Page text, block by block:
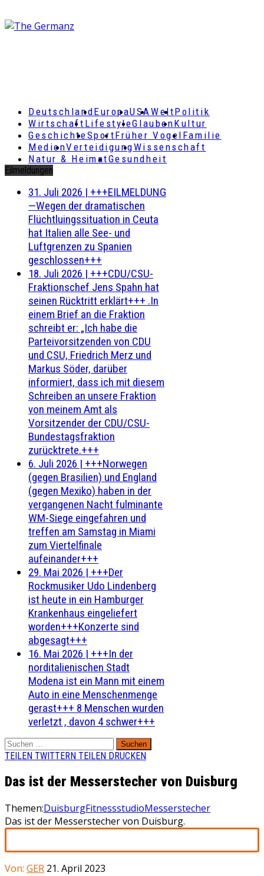
DeutschlandEuropaUSAWeltPolitik
Wirtschaft LifestyleGlaubenKultur
GeschichteSportFrüher Vogel Familie
MedienVerteidigungWissenschaft
Natur & HeimatGesundheit
Eilmeldungen
31. Juli 2026 | +++EILMELDUNG
—Wegen der dramatischen
Flüchtluingssituation in Ceuta
hat Italien alle See- und
Luftgrenzen zu Spanien
geschlossen+++
18. Juli 2026 | +++CDU/CSU-
Fraktionschef Jens Spahn hat
seinen Rücktritt erklärt+++ .In
einem Brief an die Fraktion
schreibt er: „Ich habe die
Parteivorsitzenden von CDU
und CSU, Friedrich Merz und
Markus Söder, darüber
informiert, dass ich mit diesem
Schreiben an unsere Fraktion
von meinem Amt als
Vorsitzender der CDU/CSU-
Bundestagsfraktion
zurücktrete.+++
6. Juli 2026 | +++Norwegen
(gegen Brasilien) und England
(gegen Mexiko) haben in der
vergangenen Nacht fulminante
WM-Siege eingefahren und
treffen am Samstag in Miami
zum Viertelfinale
aufeinander+++
29. Mai 2026 | +++Der
Rockmusiker Udo Lindenberg
ist heute in ein Hamburger
Krankenhaus eingeliefert
worden+++Konzerte sind
abgesagt+++
16. Mai 2026 | +++In der
norditalienischen Stadt
Modena ist ein Mann mit einem
Auto in eine Menschenmenge
gerast+++ 8 Menschen wurden
verletzt , davon 4 schwer+++
Suchen
nach:
TEILEN TWITTERN TEILEN DRUCKEN
Das ist der Messerstecher von Duisburg
Themen:DuisburgFitnessstudioMesserstecher
Das ist der Messerstecher von Duisburg.
Von: GER 21. April 2023